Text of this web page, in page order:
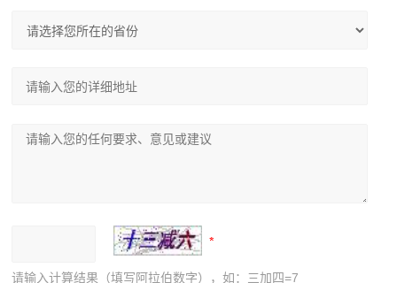
请输入计算结果（填写阿拉伯数字），如：三加四=7